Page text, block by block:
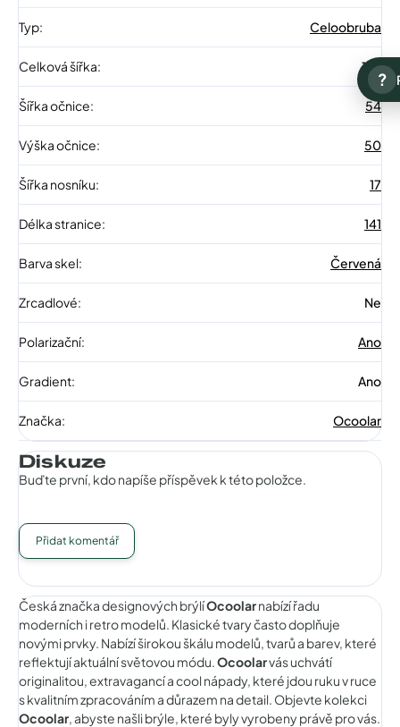
Typ: Celoobruba
Celková šířka: 142
Šířka očnice: 54
Výška očnice: 50
Šířka nosníku: 17
Délka stranice: 141
Barva skel: Červená
Zrcadlové: Ne
Polarizační: Ano
Gradient: Ano
Značka: Ocoolar
Diskuze
Buďte první, kdo napíše příspěvek k této položce.
Přidat komentář
Česká značka designových brýlíOcoolarnabízí řadu
moderních i retro modelů. Klasické tvary často doplňuje
novými prvky. Nabízí širokou škálu modelů, tvarů a barev, které
reflektují aktuální světovou módu.Ocoolarvás uchvátí
originalitou, extravagancí a cool nápady, které jdou ruku v ruce
s kvalitním zpracováním a důrazem na detail. Objevte kolekci
Ocoolar, abyste našli brýle, které byly vyrobeny právě pro vás.
?